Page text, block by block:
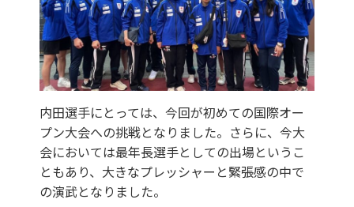
内田選手にとっては、今回が初めての国際オー
プン大会への挑戦となりました。さらに、今大
会においては最年長選手としての出場というこ
ともあり、大きなプレッシャーと緊張感の中で
の演武となりました。